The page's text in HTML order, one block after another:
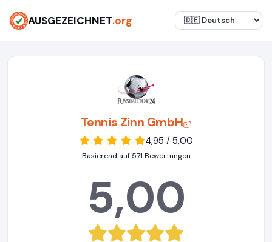
AUSGEZEICHNET.org
Tennis Zinn GmbH
4,95 / 5,00
Basierend auf 571 Bewertungen
5,00